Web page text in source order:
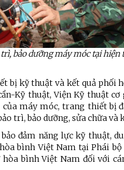
bảo dưỡng máy móc tại hiện
kỹ thuật và kết quả phối
Kỹ thuật, Viện Kỹ thuật cơ
máy móc, trang thiết bị
trì, bảo dưỡng, sửa chữa
đảm năng lực kỹ thuật,
bình Việt Nam tại Phái
bình Việt Nam đối với